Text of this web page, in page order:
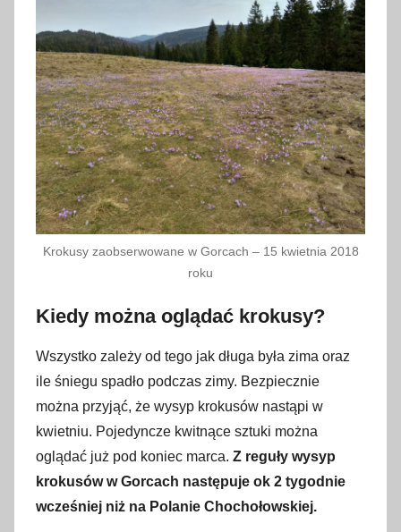
a
r
c
a
2
0
2
5
Krokusy zaobserwowane w Gorcach – 15 kwietnia 2018
roku
Kiedy można oglądać krokusy?
Wszystko zależy od tego jak długa była zima oraz
ile śniegu spadło podczas zimy. Bezpiecznie
można przyjąć, że wysyp krokusów nastąpi w
kwietniu. Pojedyncze kwitnące sztuki można
oglądać już pod koniec marca. Z reguły wysyp
krokusów w Gorcach następuje ok 2 tygodnie
wcześniej niż na Polanie Chochołowskiej.